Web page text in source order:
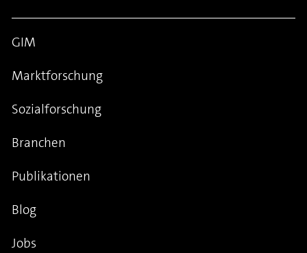
GIM
Marktforschung
Sozialforschung
Branchen
Publikationen
Blog
Jobs